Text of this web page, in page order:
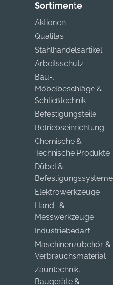
Gewicht: 340 gSortimente
Aktionen
Qualitas
Stahlhandelsartikel
Arbeitsschutz
Bau-,
Möbelbeschläge &
Schließtechnik
Befestigungsteile
Betriebseinrichtung
Chemische &
Technische Produkte
Dübel &
Befestigungssysteme
Elektrowerkzeuge
Hand- &
Messwerkzeuge
Industriebedarf
Maschinenzubehör &
Verbrauchsmaterial
Zauntechnik,
Baugeräte &